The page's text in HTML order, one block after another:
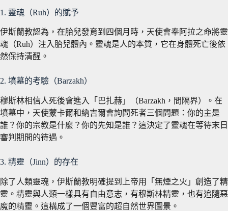
1. 靈魂（Ruh）的賦予
伊斯蘭教認為，在胎兒發育到四個月時，天使會奉阿拉之命將靈
魂（Ruh）注入胎兒體內。靈魂是人的本質，它在身體死亡後依
然保持清醒。
2. 墳墓的考驗（Barzakh）
穆斯林相信人死後會進入「巴扎赫」（Barzakh，間隔界）。在
墳墓中，天使蒙卡爾和納吉爾會詢問死者三個問題：你的主是
誰？你的宗教是什麼？你的先知是誰？這決定了靈魂在等待末日
審判期間的待遇。
3. 精靈（Jinn）的存在
除了人類靈魂，伊斯蘭教明確提到上帝用「無煙之火」創造了精
靈。精靈與人類一樣具有自由意志，有穆斯林精靈，也有追隨惡
魔的精靈。這構成了一個豐富的超自然世界圖景。